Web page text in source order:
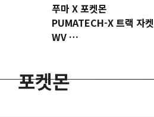
푸마 X 포켓몬
PUMATECH-X 트랙 자켓
WV
Jacket WV
포켓몬